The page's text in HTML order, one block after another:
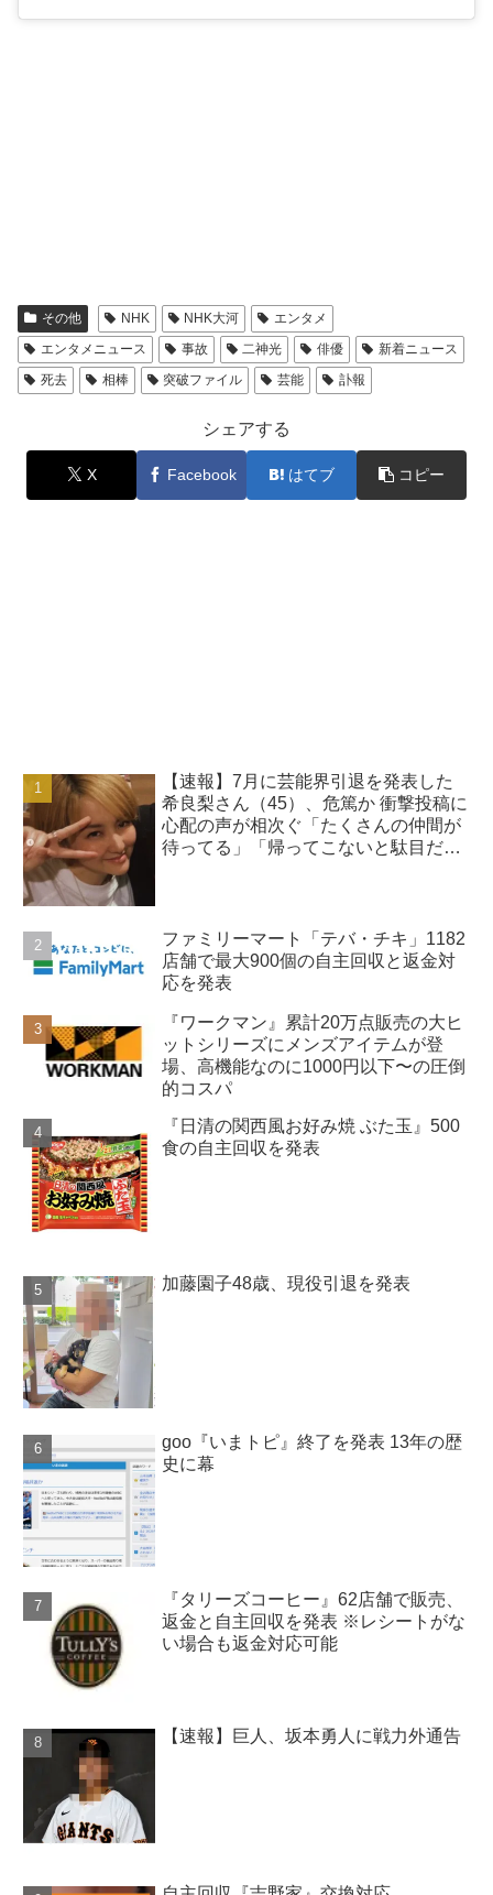
その他 NHK NHK大河
エンタメ
エンタメニュース
事故 二神光 俳優
新着ニュース
死去
相棒 突破ファイル 芸能 訃報
シェアする
X Facebook はてブ コピー
【速報】7月に芸能界引退を発表した
希良梨さん（45）、危篤か 衝撃投稿に
心配の声が相次ぐ「たくさんの仲間が
待ってる」「帰ってこないと駄目だ
ファミリーマート「テバ・チキ」1182
店舗で最大900個の自主回収と返金対
応を発表
『ワークマン』累計20万点販売の大ヒ
ットシリーズにメンズアイテムが登
場、高機能なのに1000円以下〜の圧倒
的コスパ
『日清の関西風お好み焼 ぶた玉』500
食の自主回収を発表
加藤園子48歳、現役引退を発表
goo『いまトピ』終了を発表 13年の歴
史に幕
『タリーズコーヒー』62店舗で販売、
返金と自主回収を発表 ※レシートがな
い場合も返金対応可能
【速報】巨人、坂本勇人に戦力外通告